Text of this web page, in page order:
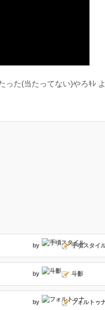
た(当たってない)やろｷﾚ
by 手頃スタイ
by 斗影
by フォルトゥ